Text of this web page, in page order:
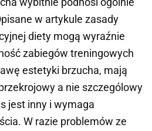
w artykule zasady
diety mogą wyraźnie
zabiegów treningowych
estetyki brzucha, mają
a nie szczególowy
jest inny i wymaga
W razie problemów ze